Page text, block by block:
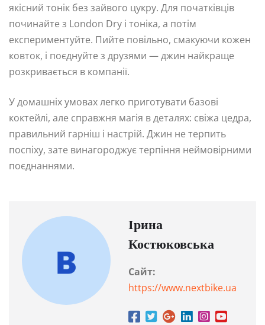
якісний тонік без зайвого цукру. Для початківців
починайте з London Dry і тоніка, а потім
експериментуйте. Пийте повільно, смакуючи кожен
ковток, і поєднуйте з друзями — джин найкраще
розкривається в компанії.
У домашніх умовах легко приготувати базові
коктейлі, але справжня магія в деталях: свіжа цедра,
правильний гарніш і настрій. Джин не терпить
поспіху, зате винагороджує терпіння неймовірними
поєднаннями.
Ірина
Костюковська
Сайт:
https://www.nextbike.ua